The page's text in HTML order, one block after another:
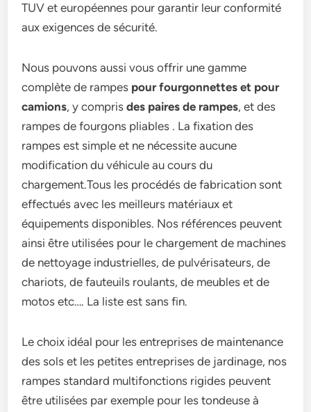
TUV et européennes pour garantir leur conformité
aux exigences de sécurité.
Nous pouvons aussi vous offrir une gamme
complète de rampes pour fourgonnettes et pour
camions, y comprisdes paires de rampes, et des
rampes de fourgons pliables . La fixation des
rampes est simple et ne nécessite aucune
modification du véhicule au cours du
chargement.Tous les procédés de fabrication sont
effectués avec les meilleurs matériaux et
équipements disponibles. Nos références peuvent
ainsi être utilisées pour le chargement de machines
de nettoyage industrielles, de pulvérisateurs, de
chariots, de fauteuils roulants, de meubles et de
motos etc…. La liste est sans fin.
Le choix idéal pour les entreprises de maintenance
des sols et les petites entreprises de jardinage, nos
rampes standard multifonctions rigides peuvent
être utilisées par exemple pour les tondeuse à